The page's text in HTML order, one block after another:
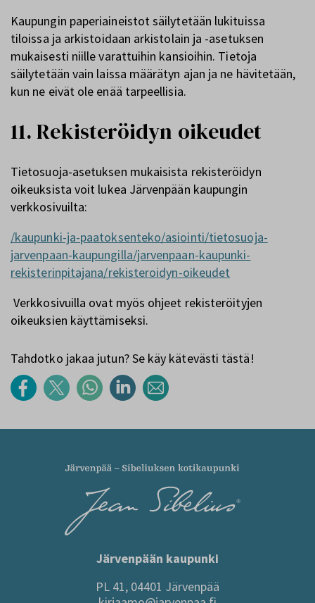
Kaupungin paperiaineistot säilytetään lukituissa
tiloissa ja arkistoidaan arkistolain ja -asetuksen
mukaisesti niille varattuihin kansioihin. Tietoja
säilytetään vain laissa määrätyn ajan ja ne hävitetään,
kun ne eivät ole enää tarpeellisia.
11. Rekisteröidyn oikeudet
Tietosuoja-asetuksen mukaisista rekisteröidyn
oikeuksista voit lukea Järvenpään kaupungin
verkkosivuilta:
/kaupunki-ja-paatoksenteko/asiointi/tietosuoja-
jarvenpaan-kaupungilla/jarvenpaan-kaupunki-
rekisterinpitajana/rekisteroidyn-oikeudet
Verkkosivuilla ovat myös ohjeet rekisteröityjen
oikeuksien käyttämiseksi.
Tahdotko jakaa jutun? Se käy kätevästi tästä!
Järvenpään kaupunki
PL 41, 04401 Järvenpää